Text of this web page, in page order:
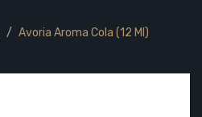
Avoria Aroma Cola (12 Ml)